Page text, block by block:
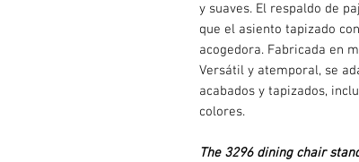
y suaves. El respaldo de
que el asiento tapizado
acogedora. Fabricada en
Versátil y atemporal, se
acabados y tapizados,
colores.
The 3296 dining chair